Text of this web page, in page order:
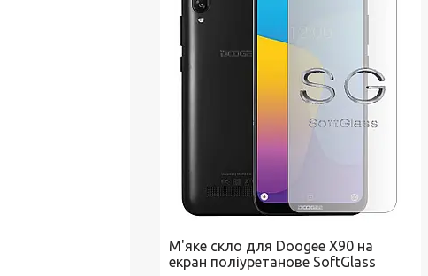
М'яке скло для Doogee X90 на
екран поліуретанове SoftGlass